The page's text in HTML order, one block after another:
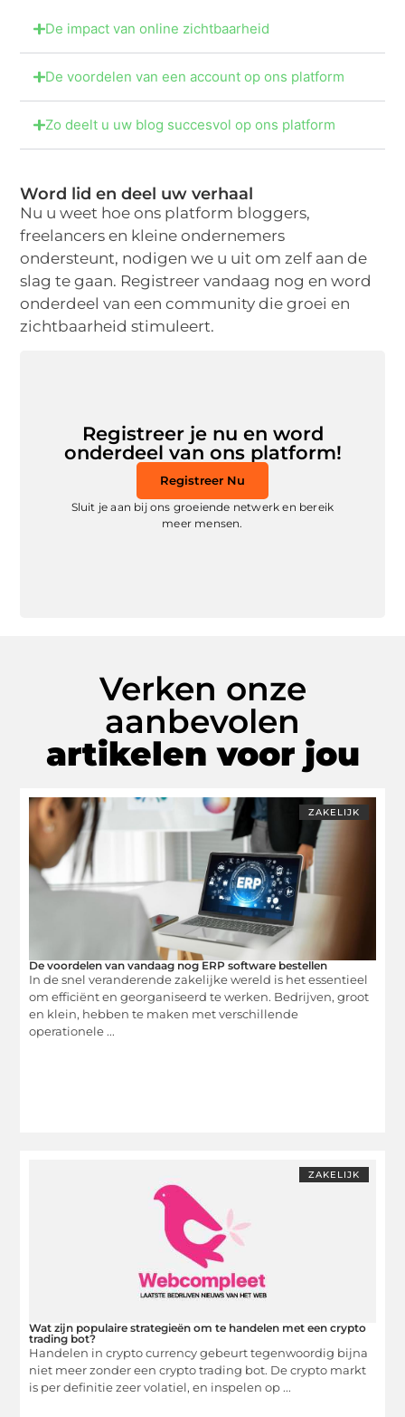
De impact van online zichtbaarheid
De voordelen van een account op ons platform
Zo deelt u uw blog succesvol op ons platform
Word lid en deel uw verhaal
Nu u weet hoe ons platform bloggers,
freelancers en kleine ondernemers
ondersteunt, nodigen we u uit om zelf aan de
slag te gaan. Registreer vandaag nog en word
onderdeel van een community die groei en
zichtbaarheid stimuleert.
Registreer je nu en word
onderdeel van ons platform!
Registreer Nu
Sluit je aan bij ons groeiende netwerk en bereik
meer mensen.
Verken onze
aanbevolen
artikelen voor jou
ZAKELIJK
De voordelen van vandaag nog ERP software bestellen
In de snel veranderende zakelijke wereld is het essentieel
om efficiënt en georganiseerd te werken. Bedrijven, groot
en klein, hebben te maken met verschillende
operationele ...
ZAKELIJK
Wat zijn populaire strategieën om te handelen met een crypto
trading bot?
Handelen in crypto currency gebeurt tegenwoordig bijna
niet meer zonder een crypto trading bot. De crypto markt
is per definitie zeer volatiel, en inspelen op ...